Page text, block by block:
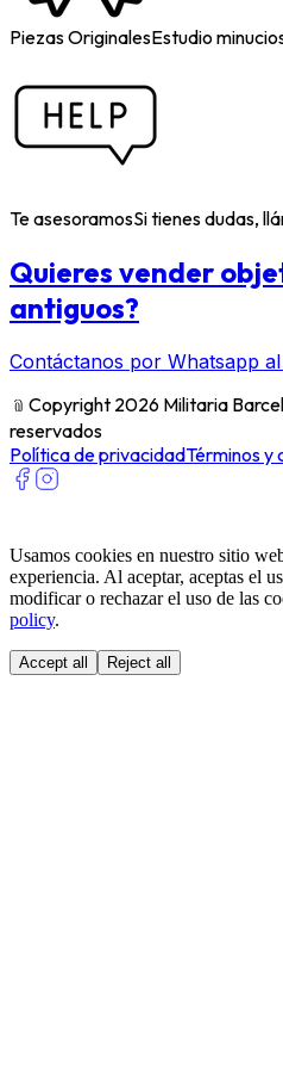
Piezas OriginalesEstudio
Te asesoramosSi tienes dudas,
Quieres vender
antiguos?
Contáctanos por Whatsapp
﹫ Copyright 2026 Militaria
reservados
Política de privacidadTérminos y
Usamos cookies en nuestro sitio
experiencia. Al aceptar, aceptas el
modificar o rechazar el uso de las
policy.
Accept all Reject all